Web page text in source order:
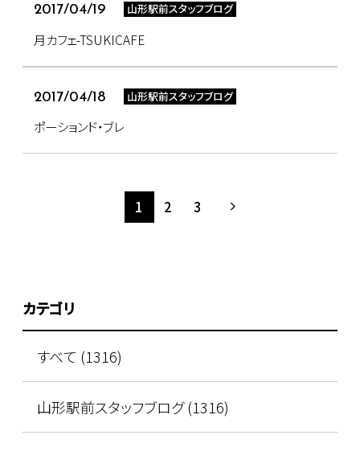
2017/04/19 山形駅前スタッフブログ
月カフェ-TSUKICAFE
2017/04/18 山形駅前スタッフブログ
ポーションド・ブレ
1 2 3
カテゴリ
すべて (1316)
山形駅前スタッフブログ (1316)